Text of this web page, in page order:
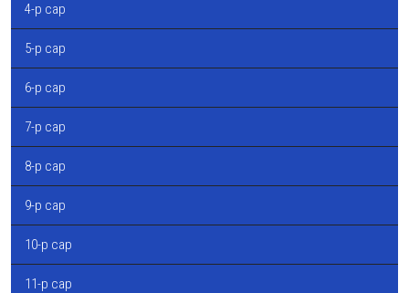
4-р сар
5-р сар
6-р сар
7-р сар
8-р сар
9-р сар
10-р сар
11-р сар